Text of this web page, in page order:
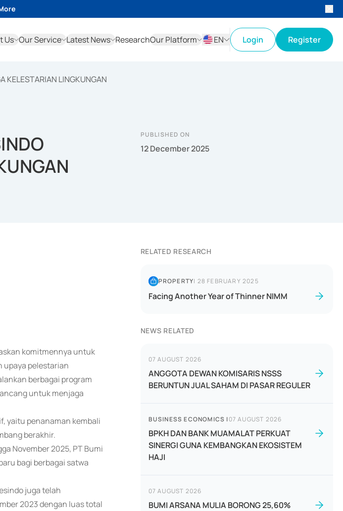
Us Our Service Latest News ResearchOur Platform
EN
Login Register
KELESTARIAN LINGKUNGAN
PUBLISHED ON
12 December 2025
komitmennya untuk
upaya pelestarian
berbagai program
untuk menjaga
yaitu penanaman kembali
berakhir.
November 2025, PT Bumi
bagi berbagai satwa
juga telah
2023 dengan luas total
RELATED RESEARCH
PROPERTY| 28 FEBRUARY 2025
Facing Another Year of Thinner NIMM
NEWS RELATED
07 AUGUST 2026
ANGGOTA DEWAN KOMISARIS NSSS
BERUNTUN JUAL SAHAM DI PASAR REGULER
BUSINESS ECONOMICS |07 AUGUST 2026
BPKH DAN BANK MUAMALAT PERKUAT
SINERGI GUNA KEMBANGKAN EKOSISTEM
HAJI
07 AUGUST 2026
BUMI ARSANA MULIA BORONG 25,60%